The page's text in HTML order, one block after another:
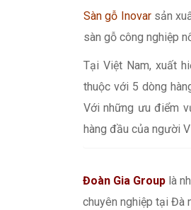
Sàn gỗ Inovarsản
sàn gỗ công nghiệp
Tại Việt Nam, xuất
thuộc với 5 dòng
Với những ưu điểm
hàng đầu của người
Đoàn Gia Group là
chuyên nghiệp tại Đà